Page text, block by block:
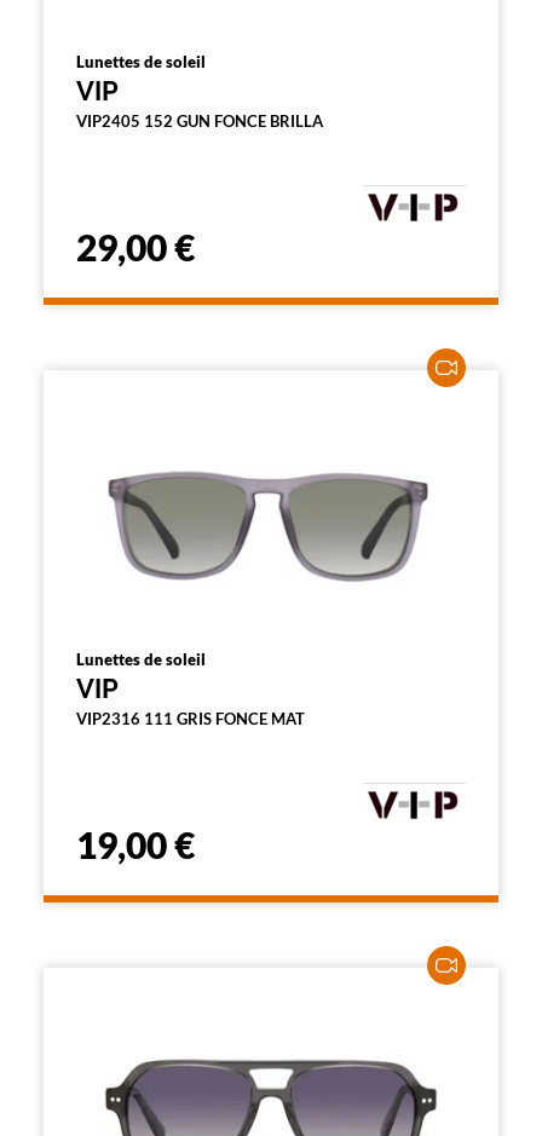
Lunettes de soleil
VIP
VIP2405 152 GUN FONCE BRILLA
29,00 €
Lunettes de soleil
VIP
VIP2316 111 GRIS FONCE MAT
19,00 €